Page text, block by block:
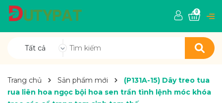
Tất cả
0
Trang chủ Sản phẩm mới
(P131A-15) Dây treo tua
rua liên hoa ngọc bội hoa sen trần tình lệnh móc khóa